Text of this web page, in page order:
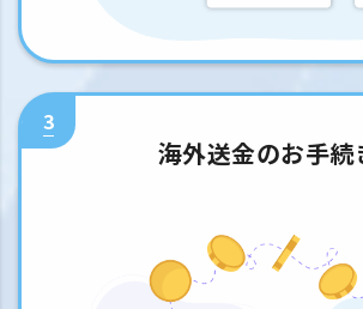
3
海外送金のお手続